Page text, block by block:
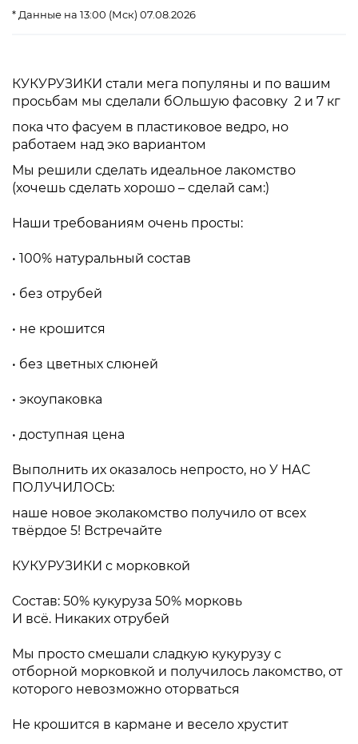
* Данные на 13:00 (Мск) 07.08.2026
КУКУРУЗИКИ стали мега популяны и по вашим
просьбам мы сделали бОльшую фасовку 2 и 7 кг
пока что фасуем в пластиковое ведро, но
работаем над эко вариантом
Мы решили сделать идеальное лакомство
(хочешь сделать хорошо – сделай сам:)
Наши требованиям очень просты:⁣⁣⠀
• 100% натуральный состав⁣⁣⠀
• без отрубей ⁣⁣⠀
• не крошится ⁣⁣⠀
• без цветных слюней⁣⁣⠀
• экоупаковка⁣⁣⠀
• доступная цена ⁣⁣⠀
Выполнить их оказалось непросто, но ⁣⁣У НАС
ПОЛУЧИЛОСЬ:
наше новое эколакомство получило от всех
твёрдое 5! Встречайте
КУКУРУЗИКИ с морковкой
Состав: 50% кукуруза 50% морковь⁣⁣⠀
И всё. Никаких отрубей
Мы просто смешали сладкую кукурузу с
отборной морковкой и получилось лакомство, от
которого невозможно оторваться
Не крошится в кармане и весело хрустит⁣⁣⠀